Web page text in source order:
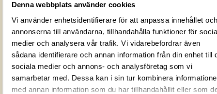
Denna webbplats använder cookies
Vi använder enhetsidentifierare för att anpassa innehållet och
annonserna till användarna, tillhandahålla funktioner för
medier och analysera vår trafik. Vi vidarebefordrar även
sådana identifierare och annan information från din enhet till
sociala medier och annons- och analysföretag som vi
samarbetar med. Dessa kan i sin tur kombinera
med annan information som du har tillhandahållit eller som
Alternativt ID
Nyckelord
Sokrates
Sokrateskalender
Veckokalender
Kalender
Föremålsbild